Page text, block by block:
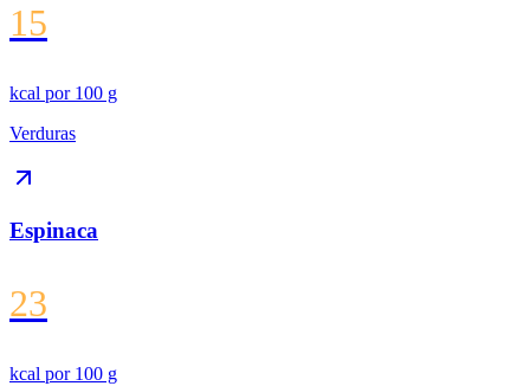
15
kcal por 100 g
Verduras
Espinaca
23
kcal por 100 g